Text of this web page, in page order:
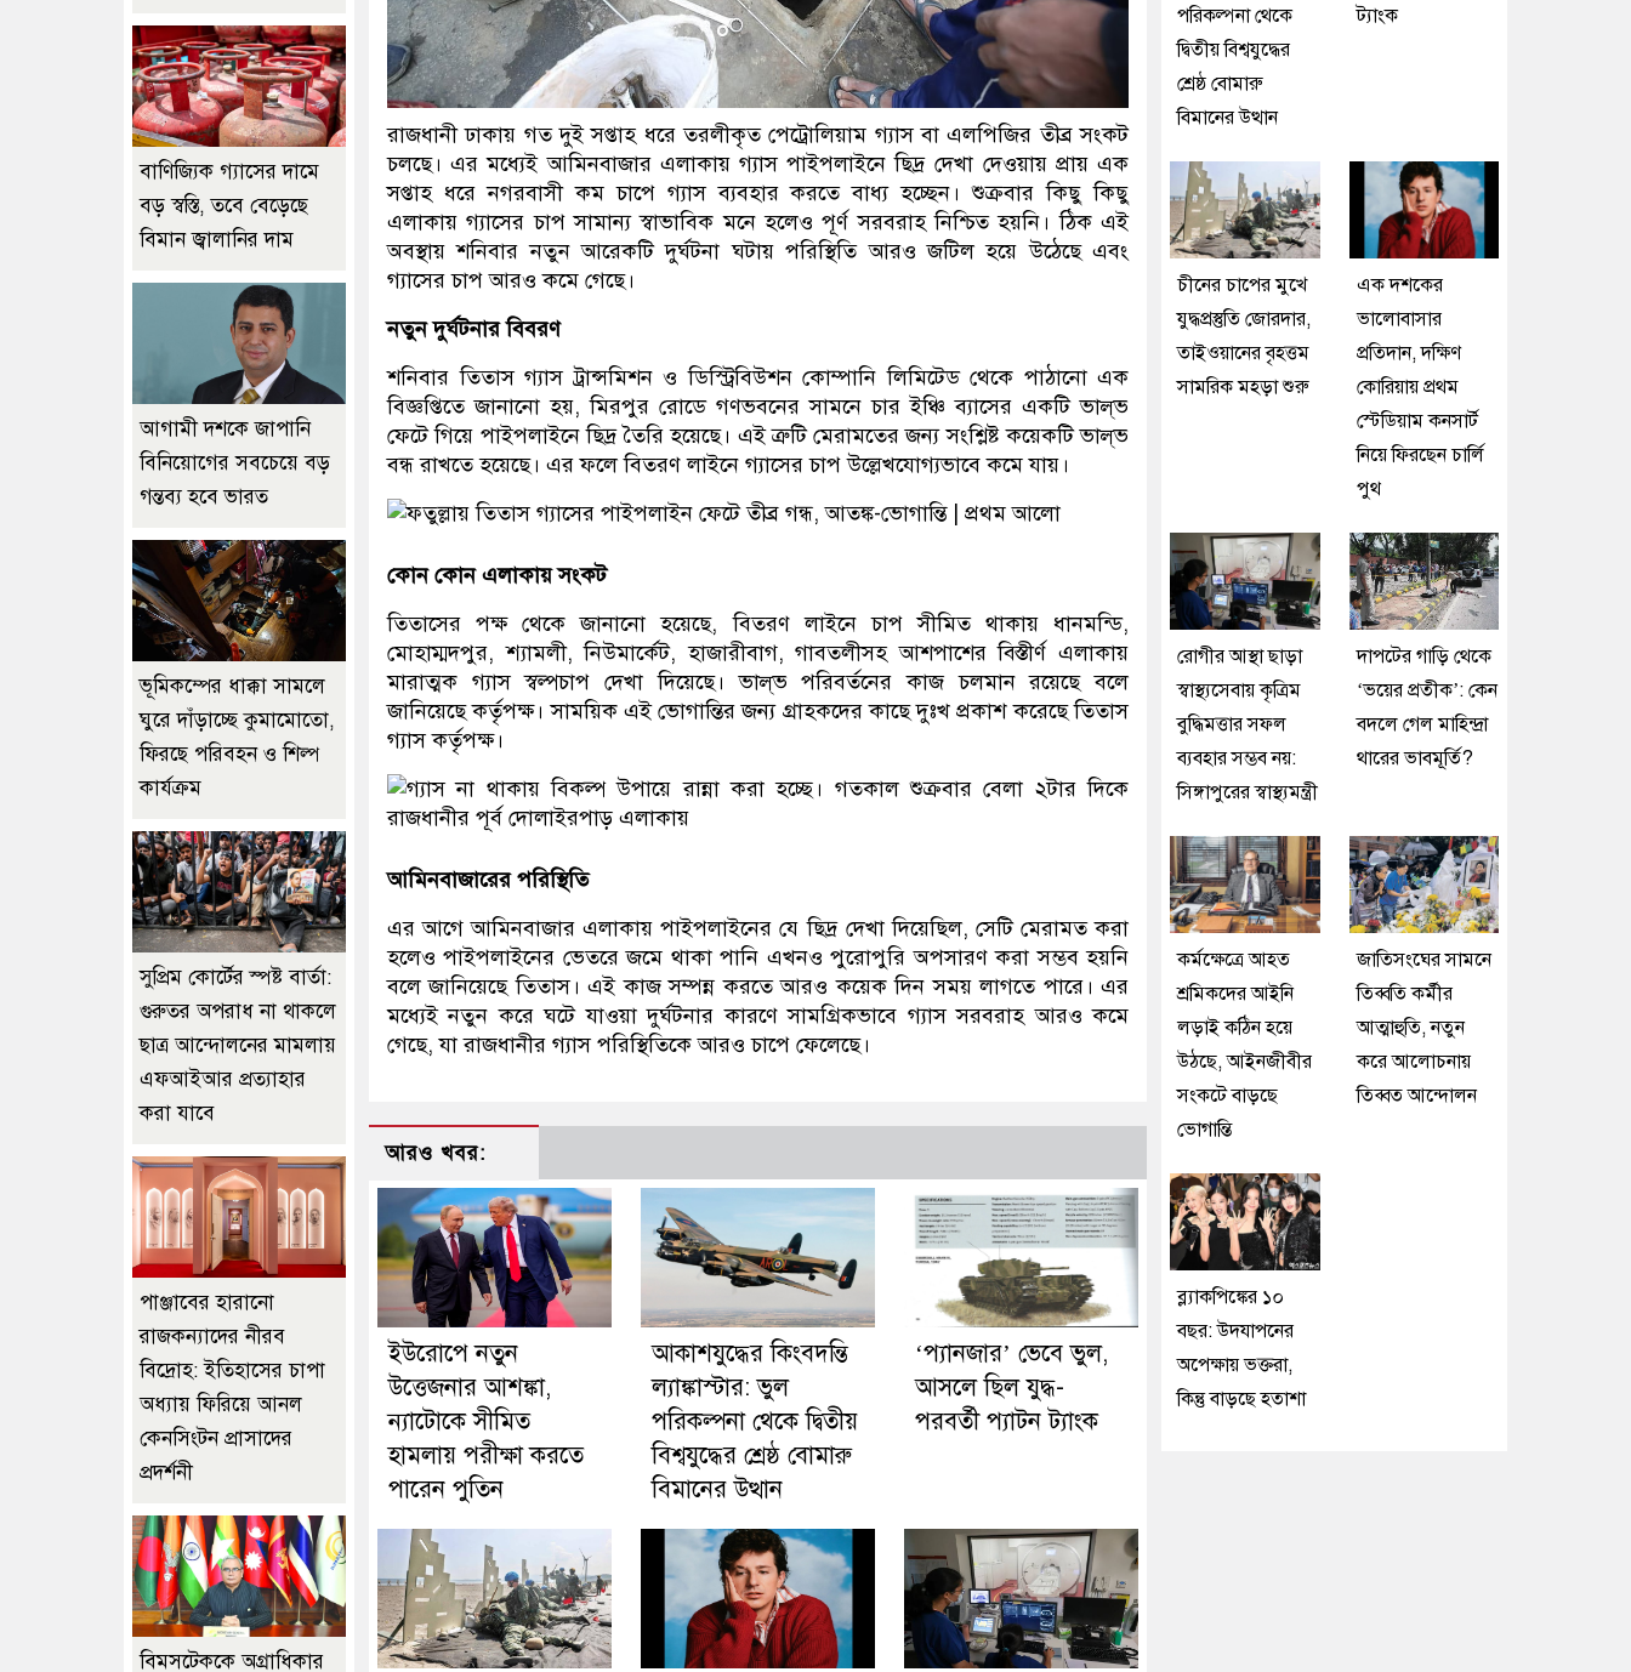
রাজধানী ঢাকায় গত দুই সপ্তাহ ধরে তরলীকৃত পেট্রোলিয়াম গ্যাস বা এলপিজির তীব্র সংকট
চলছে। এর মধ্যেই আমিনবাজার এলাকায় গ্যাস পাইপলাইনে ছিদ্র দেখা দেওয়ায় প্রায় এক
সপ্তাহ ধরে নগরবাসী কম চাপে গ্যাস ব্যবহার করতে বাধ্য হচ্ছেন। শুক্রবার কিছু কিছু
এলাকায় গ্যাসের চাপ সামান্য স্বাভাবিক মনে হলেও পূর্ণ সরবরাহ নিশ্চিত হয়নি। ঠিক এই
অবস্থায় শনিবার নতুন আরেকটি দুর্ঘটনা ঘটায় পরিস্থিতি আরও জটিল হয়ে উঠেছে এবং
গ্যাসের চাপ আরও কমে গেছে।
নতুন দুর্ঘটনার বিবরণ
শনিবার তিতাস গ্যাস ট্রান্সমিশন ও ডিস্ট্রিবিউশন কোম্পানি লিমিটেড থেকে পাঠানো এক
বিজ্ঞপ্তিতে জানানো হয়, মিরপুর রোডে গণভবনের সামনে চার ইঞ্চি ব্যাসের একটি ভাল্‌ভ
ফেটে গিয়ে পাইপলাইনে ছিদ্র তৈরি হয়েছে। এই ত্রুটি মেরামতের জন্য সংশ্লিষ্ট কয়েকটি ভাল্‌ভ
বন্ধ রাখতে হয়েছে। এর ফলে বিতরণ লাইনে গ্যাসের চাপ উল্লেখযোগ্যভাবে কমে যায়।
কোন কোন এলাকায় সংকট
তিতাসের পক্ষ থেকে জানানো হয়েছে, বিতরণ লাইনে চাপ সীমিত থাকায় ধানমন্ডি,
মোহাম্মদপুর, শ্যামলী, নিউমার্কেট, হাজারীবাগ, গাবতলীসহ আশপাশের বিস্তীর্ণ এলাকায়
মারাত্মক গ্যাস স্বল্পচাপ দেখা দিয়েছে। ভাল্‌ভ পরিবর্তনের কাজ চলমান রয়েছে বলে
জানিয়েছে কর্তৃপক্ষ। সাময়িক এই ভোগান্তির জন্য গ্রাহকদের কাছে দুঃখ প্রকাশ করেছে তিতাস
গ্যাস কর্তৃপক্ষ।
আমিনবাজারের পরিস্থিতি
এর আগে আমিনবাজার এলাকায় পাইপলাইনের যে ছিদ্র দেখা দিয়েছিল, সেটি মেরামত করা
হলেও পাইপলাইনের ভেতরে জমে থাকা পানি এখনও পুরোপুরি অপসারণ করা সম্ভব হয়নি
বলে জানিয়েছে তিতাস। এই কাজ সম্পন্ন করতে আরও কয়েক দিন সময় লাগতে পারে। এর
মধ্যেই নতুন করে ঘটে যাওয়া দুর্ঘটনার কারণে সামগ্রিকভাবে গ্যাস সরবরাহ আরও কমে
গেছে, যা রাজধানীর গ্যাস পরিস্থিতিকে আরও চাপে ফেলেছে।
আরও খবর:
ইউরোপে নতুন
উত্তেজনার আশঙ্কা,
ন্যাটোকে সীমিত
হামলায় পরীক্ষা করতে
পারেন পুতিন
আকাশযুদ্ধের কিংবদন্তি
ল্যাঙ্কাস্টার: ভুল
পরিকল্পনা থেকে দ্বিতীয়
বিশ্বযুদ্ধের শ্রেষ্ঠ বোমারু
বিমানের উত্থান
‘প্যানজার’ ভেবে ভুল,
আসলে ছিল যুদ্ধ-
পরবর্তী প্যাটন ট্যাংক
বাণিজ্যিক গ্যাসের দামে
বড় স্বস্তি, তবে বেড়েছে
বিমান জ্বালানির দাম
আগামী দশকে জাপানি
বিনিয়োগের সবচেয়ে বড়
গন্তব্য হবে ভারত
ভূমিকম্পের ধাক্কা সামলে
ঘুরে দাঁড়াচ্ছে কুমামোতো,
ফিরছে পরিবহন ও শিল্প
কার্যক্রম
সুপ্রিম কোর্টের স্পষ্ট বার্তা:
গুরুতর অপরাধ না থাকলে
ছাত্র আন্দোলনের মামলায়
এফআইআর প্রত্যাহার
করা যাবে
পাঞ্জাবের হারানো
রাজকন্যাদের নীরব
বিদ্রোহ: ইতিহাসের চাপা
অধ্যায় ফিরিয়ে আনল
কেনসিংটন প্রাসাদের
প্রদর্শনী
বিমসটেককে অগ্রাধিকার
পরিকল্পনা থেকে
দ্বিতীয় বিশ্বযুদ্ধের
শ্রেষ্ঠ বোমারু
বিমানের উত্থান
ট্যাংক
চীনের চাপের মুখে
যুদ্ধপ্রস্তুতি জোরদার,
তাইওয়ানের বৃহত্তম
সামরিক মহড়া শুরু
এক দশকের
ভালোবাসার
প্রতিদান, দক্ষিণ
কোরিয়ায় প্রথম
স্টেডিয়াম কনসার্ট
নিয়ে ফিরছেন চার্লি
পুথ
রোগীর আস্থা ছাড়া
স্বাস্থ্যসেবায় কৃত্রিম
বুদ্ধিমত্তার সফল
ব্যবহার সম্ভব নয়:
সিঙ্গাপুরের স্বাস্থ্যমন্ত্রী
দাপটের গাড়ি থেকে
‘ভয়ের প্রতীক’: কেন
বদলে গেল মাহিন্দ্রা
থারের ভাবমূর্তি?
কর্মক্ষেত্রে আহত
শ্রমিকদের আইনি
লড়াই কঠিন হয়ে
উঠছে, আইনজীবীর
সংকটে বাড়ছে
ভোগান্তি
জাতিসংঘের সামনে
তিব্বতি কর্মীর
আত্মাহুতি, নতুন
করে আলোচনায়
তিব্বত আন্দোলন
ব্ল্যাকপিঙ্কের ১০
বছর: উদযাপনের
অপেক্ষায় ভক্তরা,
কিন্তু বাড়ছে হতাশা